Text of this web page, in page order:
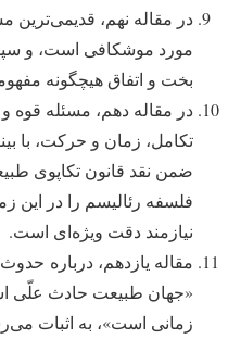
در مقاله نهم، قدیمی‌ترین
مورد موشکافی است، و
بخت و اتفاق هیچگونه
در مقاله دهم، مسئله قوه
تکامل، زمان و حرکت، با
ضمن نقد قانون تکاپوی
فلسفه رئالیسم را در این
نیازمند دقت ویژه‌ای است.
مقاله یازدهم، درباره
«جهان طبیعت حادث علّی
زمانی است»، به اثبات